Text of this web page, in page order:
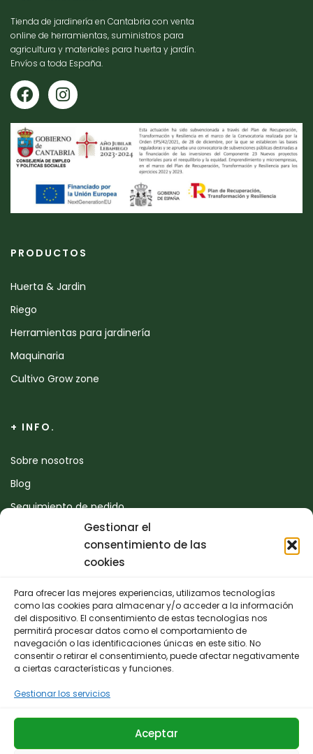
Gestionar el
consentimiento de las
cookies
Para ofrecer las mejores experiencias, utilizamos tecnologías
como las cookies para almacenar y/o acceder a la información
del dispositivo. El consentimiento de estas tecnologías nos
permitirá procesar datos como el comportamiento de
navegación o las identificaciones únicas en este sitio. No
consentir o retirar el consentimiento, puede afectar negativamente
a ciertas características y funciones.
Gestionar los servicios
Aceptar
Tienda de jardinería en Cantabria con venta
online de herramientas, suministros para
agricultura y materiales para huerta y jardín.
Envíos a toda España.
PRODUCTOS
Huerta & Jardin
Riego
Herramientas para jardinería
Maquinaria
Cultivo Grow zone
+ INFO.
Sobre nosotros
Blog
Seguimiento de pedido
CONTACTO
942 25 50 54
Polígono de Trascueto, parcela 4, 39600 Revilla de
Camargo, Cantabria
info@fernando-santamaria.com